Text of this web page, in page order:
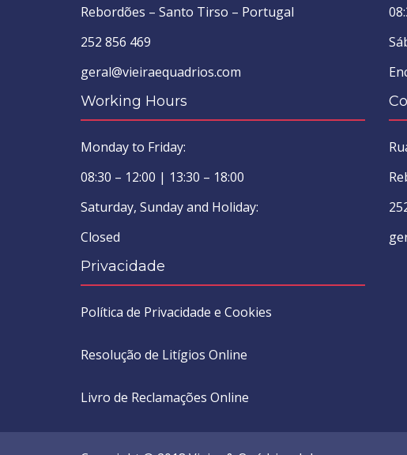
Rebordões – Santo Tirso – Portugal
252 856 469
geral@vieiraequadrios.com
Working Hours
Monday to Friday:
08:30 – 12:00 | 13:30 – 18:00
Saturday, Sunday and Holiday:
Closed
Privacidade
Política de Privacidade e Cookies
Resolução de Litígios Online
Livro de Reclamações Online